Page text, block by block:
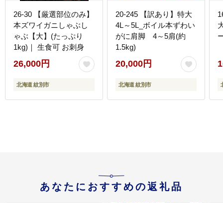
26-30 【厳選部位のみ】
本ズワイガニしゃぶし
ゃぶ【大】(たっぷり
1kg)｜ 生食可 お刺身
26,000円
北海道 紋別市
20-245 【訳あり】特大
4L～5L_ボイル本ずわい
がに肩脚 4～5肩(約
1.5kg)
20,000円
北海道 紋別市
あなたにおすすめの返礼品